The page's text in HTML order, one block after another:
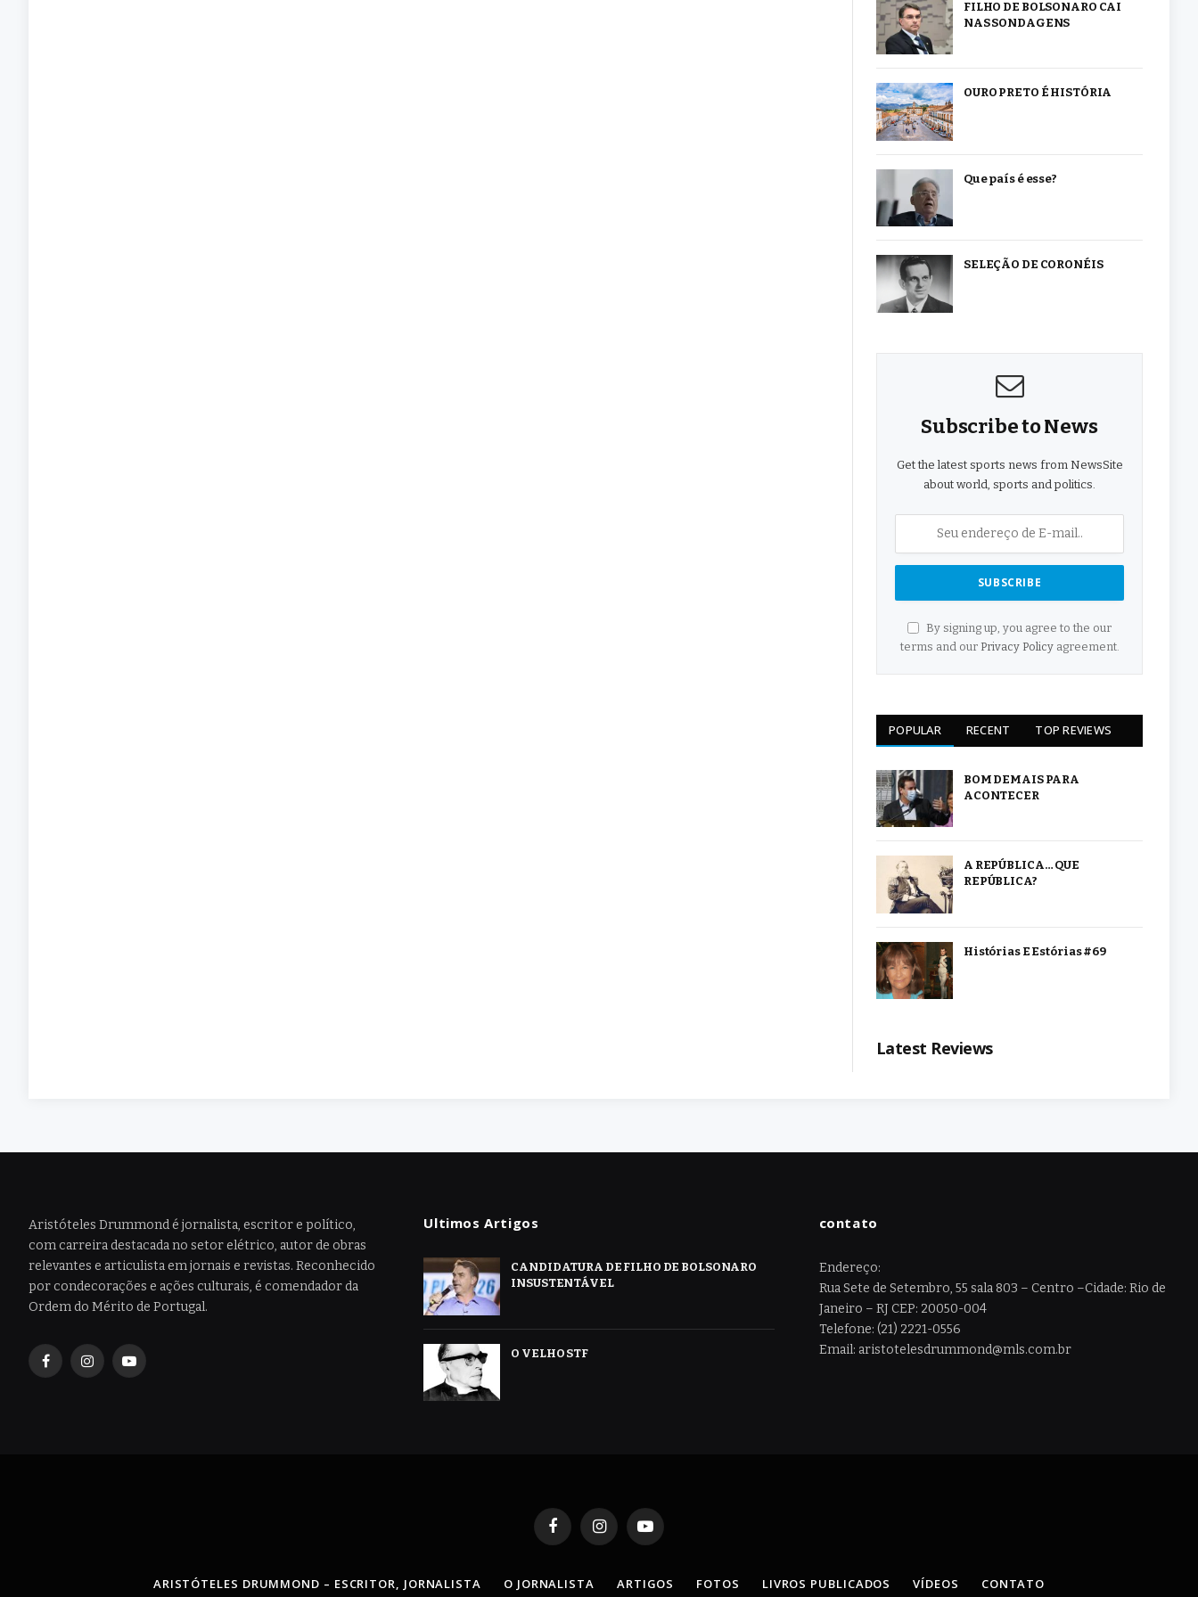
FILHO DE BOLSONARO CAI
NAS SONDAGENS
OURO PRETO É HISTÓRIA
Que país é esse?
SELEÇÃO DE CORONÉIS
Subscribe to News
Get the latest sports news from NewsSite
about world, sports and politics.
By signing up, you agree to the our
terms and our Privacy Policyagreement.
POPULAR RECENT TOP REVIEWS
BOM DEMAIS PARA
ACONTECER
A REPÚBLICA… QUE
REPÚBLICA?
Histórias E Estórias #69
Latest Reviews
Aristóteles Drummond é jornalista, escritor e político,
com carreira destacada no setor elétrico, autor de obras
relevantes e articulista em jornais e revistas. Reconhecido
por condecorações e ações culturais, é comendador da
Ordem do Mérito de Portugal.
FacebookInstagramYouTube
Ultimos Artigos
CANDIDATURA DE FILHO DE BOLSONARO
INSUSTENTÁVEL
O VELHO STF
contato
Endereço:
Rua Sete de Setembro, 55 sala 803 – Centro –Cidade: Rio de
Janeiro – RJ CEP: 20050-004
Telefone: (21) 2221-0556
Email: aristotelesdrummond@mls.com.br
FacebookInstagramYouTube
ARISTÓTELES DRUMMOND – ESCRITOR, JORNALISTA O JORNALISTA ARTIGOS FOTOS LIVROS PUBLICADOS VÍDEOS CONTATO